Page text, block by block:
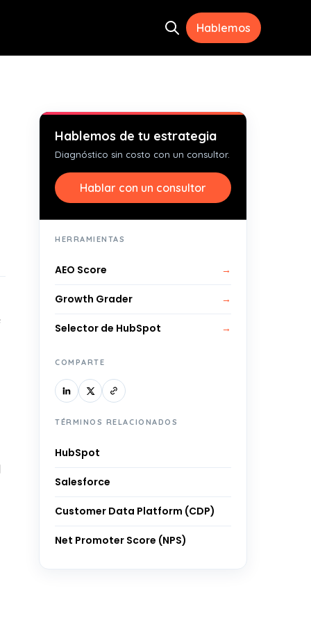
Open search
Hablemos
Hablemos de tu estrategia
Diagnóstico sin costo con un consultor.
Hablar con un consultor
HERRAMIENTAS
AEO Score →
Growth Grader →
Selector de HubSpot →
COMPARTE
TÉRMINOS RELACIONADOS
HubSpot
Salesforce
Customer Data Platform (CDP)
Net Promoter Score (NPS)